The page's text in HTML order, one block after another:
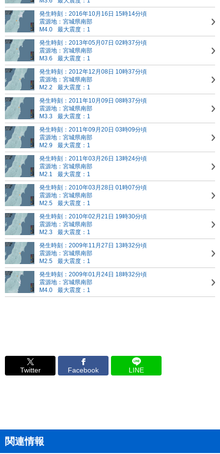
発生時刻：2016年10月16日 15時14分頃
震源地：宮城県南部
M4.0
最大震度：1
発生時刻：2013年05月07日 02時37分頃
震源地：宮城県南部
M3.6
最大震度：1
発生時刻：2012年12月08日 10時37分頃
震源地：宮城県南部
M2.2
最大震度：1
発生時刻：2011年10月09日 08時37分頃
震源地：宮城県南部
M3.3
最大震度：1
発生時刻：2011年09月20日 03時09分頃
震源地：宮城県南部
M2.9
最大震度：1
発生時刻：2011年03月26日 13時24分頃
震源地：宮城県南部
M2.1
最大震度：1
発生時刻：2010年03月28日 01時07分頃
震源地：宮城県南部
M2.5
最大震度：1
発生時刻：2010年02月21日 19時30分頃
震源地：宮城県南部
M2.3
最大震度：1
発生時刻：2009年11月27日 13時32分頃
震源地：宮城県南部
M2.5
最大震度：1
発生時刻：2009年01月24日 18時32分頃
震源地：宮城県南部
M4.0
最大震度：1
Twitter Facebook LINE
関連情報